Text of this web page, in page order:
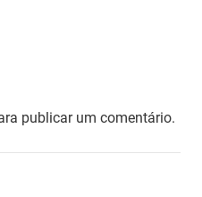
publicar um comentário.